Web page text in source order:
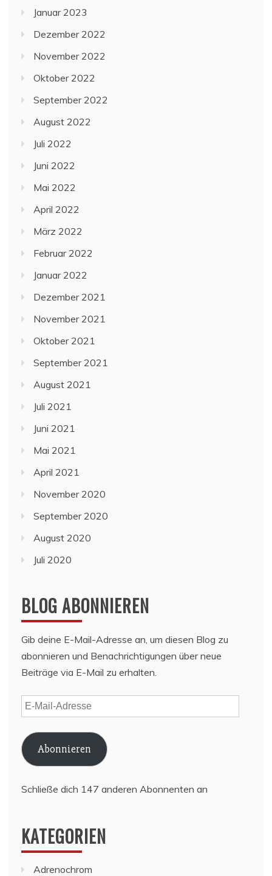
Januar 2023
Dezember 2022
November 2022
Oktober 2022
September 2022
August 2022
Juli 2022
Juni 2022
Mai 2022
April 2022
März 2022
Februar 2022
Januar 2022
Dezember 2021
November 2021
Oktober 2021
September 2021
August 2021
Juli 2021
Juni 2021
Mai 2021
April 2021
November 2020
September 2020
August 2020
Juli 2020
BLOG ABONNIEREN
Gib deine E-Mail-Adresse an, um diesen Blog zu
abonnieren und Benachrichtigungen über neue
Beiträge via E-Mail zu erhalten.
E-
Mail-
Adresse
Abonnieren
Schließe dich 147 anderen Abonnenten an
KATEGORIEN
Adrenochrom